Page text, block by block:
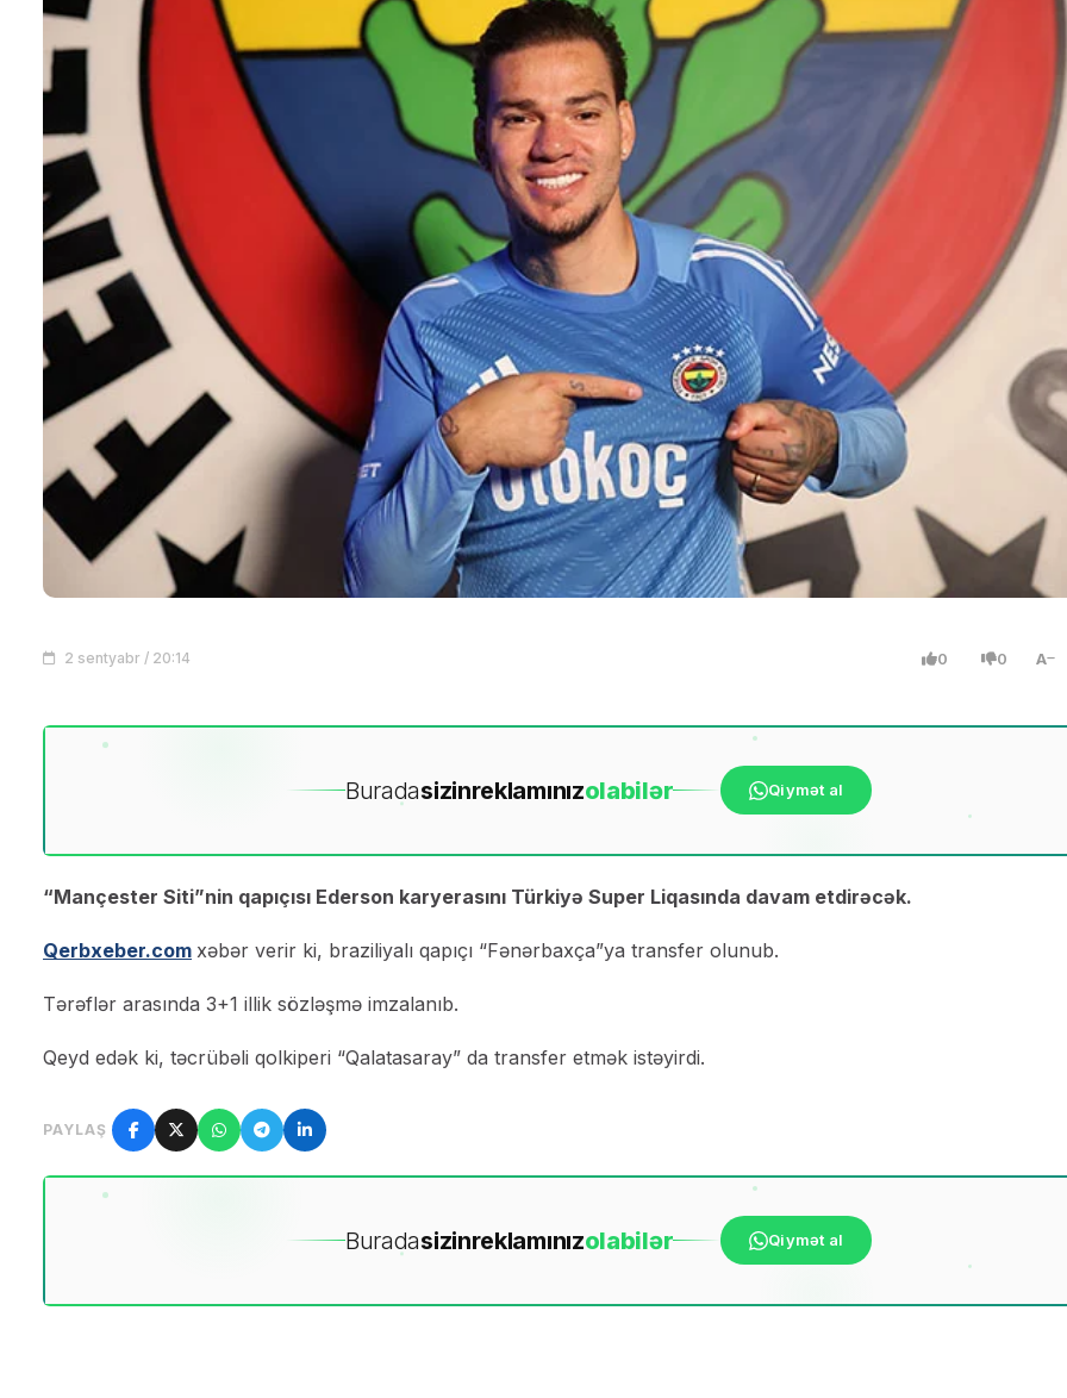
2 sentyabr / 20:14 0 0 A
Buradasizinreklamınızolabilər Qiymət al
“Mançester Siti”nin qapıçısı Ederson karyerasını Türkiyə Super Liqasında davam etdirəcək.
Qerbxeber.com xəbər verir ki, braziliyalı qapıçı “Fənərbaxça”ya transfer olunub.
Tərəflər arasında 3+1 illik sözləşmə imzalanıb.
Qeyd edək ki, təcrübəli qolkiperi “Qalatasaray” da transfer etmək istəyirdi.
PAYLAŞ
Buradasizinreklamınızolabilər Qiymət al